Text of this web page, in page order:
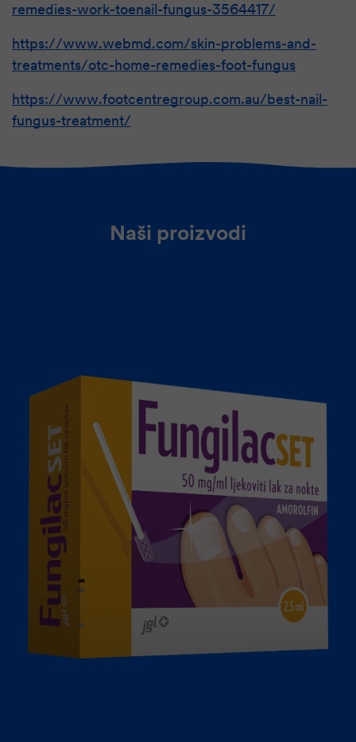
remedies-work-toenail-fungus-3564417/
https://www.webmd.com/skin-problems-and-
treatments/otc-home-remedies-foot-fungus
https://www.footcentregroup.com.au/best-nail-
fungus-treatment/
Naši proizvodi